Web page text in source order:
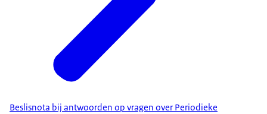
Beslisnota bij antwoorden op vragen over Periodieke